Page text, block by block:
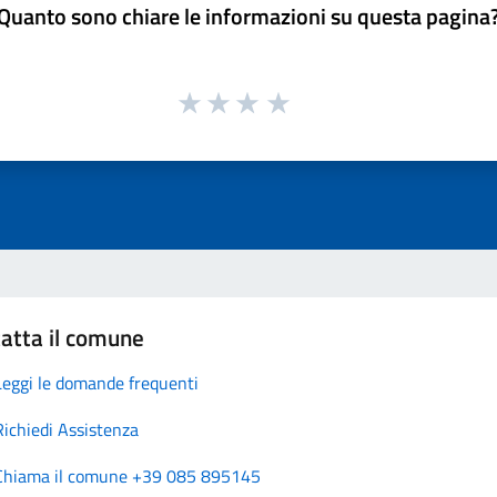
sono chiare le informazioni su questa
il comune
le domande frequenti
Assistenza
il comune +39 085 895145